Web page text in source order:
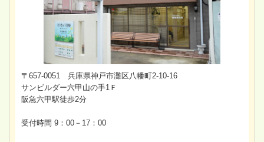
〒657-0051 兵庫県神戸市灘区八幡町2-10-16
サンビルダー六甲山の手1Ｆ
阪急六甲駅徒歩2分
受付時間 9：00－17：00